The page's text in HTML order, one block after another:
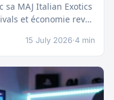
sa MAJ Italian Exotics
et économie revue
15 July 2026·4 min